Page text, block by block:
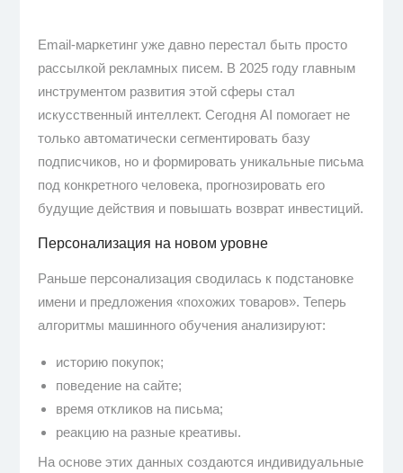
Email-маркетинг уже давно перестал быть просто
рассылкой рекламных писем. В 2025 году главным
инструментом развития этой сферы стал
искусственный интеллект. Сегодня AI помогает не
только автоматически сегментировать базу
подписчиков, но и формировать уникальные письма
под конкретного человека, прогнозировать его
будущие действия и повышать возврат инвестиций.
Персонализация на новом уровне
Раньше персонализация сводилась к подстановке
имени и предложения «похожих товаров». Теперь
алгоритмы машинного обучения анализируют:
историю покупок;
поведение на сайте;
время откликов на письма;
реакцию на разные креативы.
На основе этих данных создаются индивидуальные